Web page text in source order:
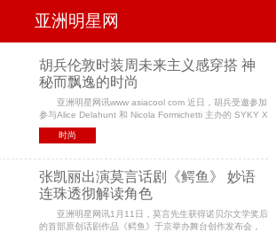
亚洲明星网
电视 综艺
音乐
八卦 华人男明星
韩国男明星 日本男明星
日本女明星
欧美男明星 泰国女明星
胡兵伦敦时装周未来主义感穿搭 神
秘而飘逸的时尚
亚洲明星网讯www asiacool com 近日，胡兵受邀参加
参与Alice Delahunt 和 Nicola Formichetti 主办的 SYKY X
KWK静态展，秀场胡兵身穿黑色长款皮质风衣，不仅潇洒
飘逸，更是将时尚与科技完美融合。
时尚
张凯丽出演莫言话剧《鳄鱼》 妙语
连珠透彻解读角色
亚洲明星网讯1月11日，莫言先生获得诺贝尔文学奖后
的首部原创话剧作品《鳄鱼》于京举办舞台创作发布会，